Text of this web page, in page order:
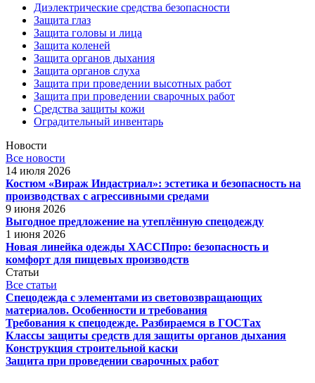
Диэлектрические средства безопасности
Защита глаз
Защита головы и лица
Защита коленей
Защита органов дыхания
Защита органов слуха
Защита при проведении высотных работ
Защита при проведении сварочных работ
Средства защиты кожи
Оградительный инвентарь
Новости
Все новости
14 июля 2026
Костюм «Вираж Индастриал»: эстетика и безопасность на
производствах с агрессивными средами
9 июня 2026
Выгодное предложение на утеплённую спецодежду
1 июня 2026
Новая линейка одежды ХАССПпро: безопасность и
комфорт для пищевых производств
Статьи
Все статьи
Спецодежда с элементами из световозвращающих
материалов. Особенности и требования
Требования к спецодежде. Разбираемся в ГОСТах
Классы защиты средств для защиты органов дыхания
Конструкция строительной каски
Защита при проведении сварочных работ